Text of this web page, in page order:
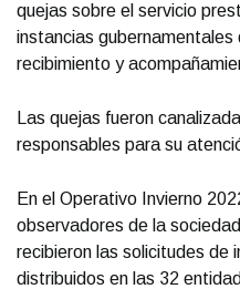
quejas sobre el servicio
instancias gubernamentales
recibimiento y
Las quejas fueron
responsables para su
En el Operativo Invierno
observadores de la
recibieron las solicitudes de
distribuidos en las 32